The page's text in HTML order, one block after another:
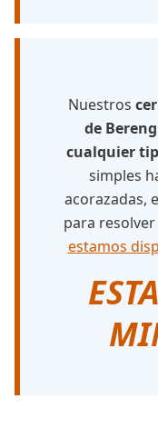
Nuestros
de
cualquier
simples
acorazadas,
para
estamos